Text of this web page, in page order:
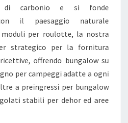
di carbonio e si fonde
il paesaggio naturale
per roulotte, la nostra
strategico per la fornitura
offrendo bungalow su
per campeggi adatte a ogni
a preingressi per bungalow
stabili per dehor ed aree